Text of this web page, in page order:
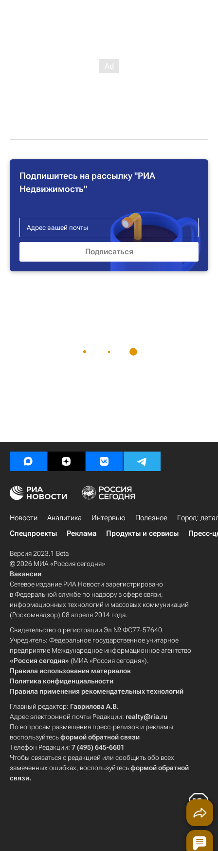
Подпишитесь на рассылку "РИА
Недвижимость"
Новости Аналитика Интервью Полезное
Город:
Спецпроекты
Реклама Продукты и сервисы Пресс-
Версия 2023.1 Beta
© 2026 МИА «Россия сегодня»
Вакансии
Сетевое издание РИА Новости зарегистрировано
в Федеральной службе по надзору в сфере связи,
информационных технологий и массовых коммуникаций
(Роскомнадзор) 08 апреля 2014 года.
Свидетельство о регистрации Эл № ФС77-57640
Учредитель: Федеральное государственное унитарное
предприятие Международное информационное агентство
«Россия сегодня» (МИА «Россия сегодня»).
Правила использования материалов
Политика конфиденциальности
Правила применения рекомендательных технологий
Главный редактор: Гаврилова А.В.
Адрес электронной почты Редакции: realty@ria.ru
По вопросам размещения пресс-релизов и рекламы
воспользуйтесьформой обратной связи
Телефон Редакции: 7 (495) 645-6601
Чтобы связаться с редакцией или сообщить обо всех
замеченных ошибках, воспользуйтесьформой обратной
связи.